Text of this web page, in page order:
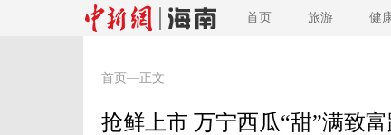
首页 旅游 健
首页 —正文
抢鲜上市 万宁西瓜“甜”满致